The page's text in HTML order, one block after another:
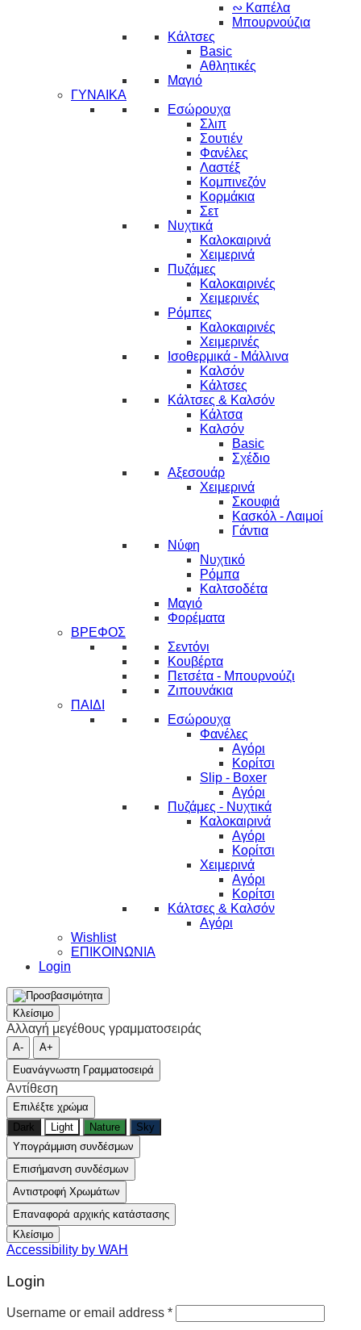
∾ Καπέλα
Μπουρνούζια
Κάλτσες
Basic
Αθλητικές
Μαγιό
ΓΥΝΑΙΚΑ
Εσώρουχα
Σλιπ
Σουτιέν
Φανέλες
Λαστέξ
Κομπινεζόν
Κορμάκια
Σετ
Νυχτικά
Καλοκαιρινά
Χειμερινά
Πυζάμες
Καλοκαιρινές
Χειμερινές
Ρόμπες
Καλοκαιρινές
Χειμερινές
Ισοθερμικά - Μάλλινα
Καλσόν
Κάλτσες
Κάλτσες & Καλσόν
Κάλτσα
Καλσόν
Basic
Σχέδιο
Αξεσουάρ
Χειμερινά
Σκουφιά
Κασκόλ - Λαιμοί
Γάντια
Νύφη
Νυχτικό
Ρόμπα
Καλτσοδέτα
Μαγιό
Φορέματα
ΒΡΕΦΟΣ
Σεντόνι
Κουβέρτα
Πετσέτα - Μπουρνούζι
Ζιπουνάκια
ΠΑΙΔΙ
Εσώρουχα
Φανέλες
Αγόρι
Κορίτσι
Slip - Boxer
Αγόρι
Πυζάμες - Νυχτικά
Καλοκαιρινά
Αγόρι
Κορίτσι
Χειμερινά
Αγόρι
Κορίτσι
Κάλτσες & Καλσόν
Αγόρι
Wishlist
ΕΠΙΚΟΙΝΩΝΙΑ
Login
Κλείσιμο
Αλλαγή μεγέθους γραμματοσειράς
A-
A+
Ευανάγνωστη Γραμματοσειρά
Αντίθεση
Επιλέξτε χρώμα
Dark
Light Nature
Sky
Υπογράμμιση συνδέσμων
Επισήμανση συνδέσμων
Αντιστροφή Χρωμάτων
Επαναφορά αρχικής κατάστασης
Κλείσιμο
Accessibility by WAH
Login
Username or email address *